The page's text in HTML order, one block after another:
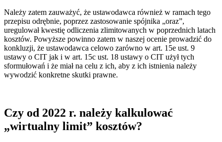
Należy zatem zauważyć, że ustawodawca również w ramach tego
przepisu odrębnie, poprzez zastosowanie spójnika „oraz”,
uregulował kwestię odliczenia zlimitowanych w poprzednich latach
kosztów. Powyższe powinno zatem w naszej ocenie prowadzić do
konkluzji, że ustawodawca celowo zarówno w art. 15e ust. 9
ustawy o CIT jak i w art. 15c ust. 18 ustawy o CIT użył tych
sformułowań i że miał na celu z ich, aby z ich istnienia należy
wywodzić konkretne skutki prawne.
Czy od 2022 r. należy kalkulować
„wirtualny limit” kosztów?